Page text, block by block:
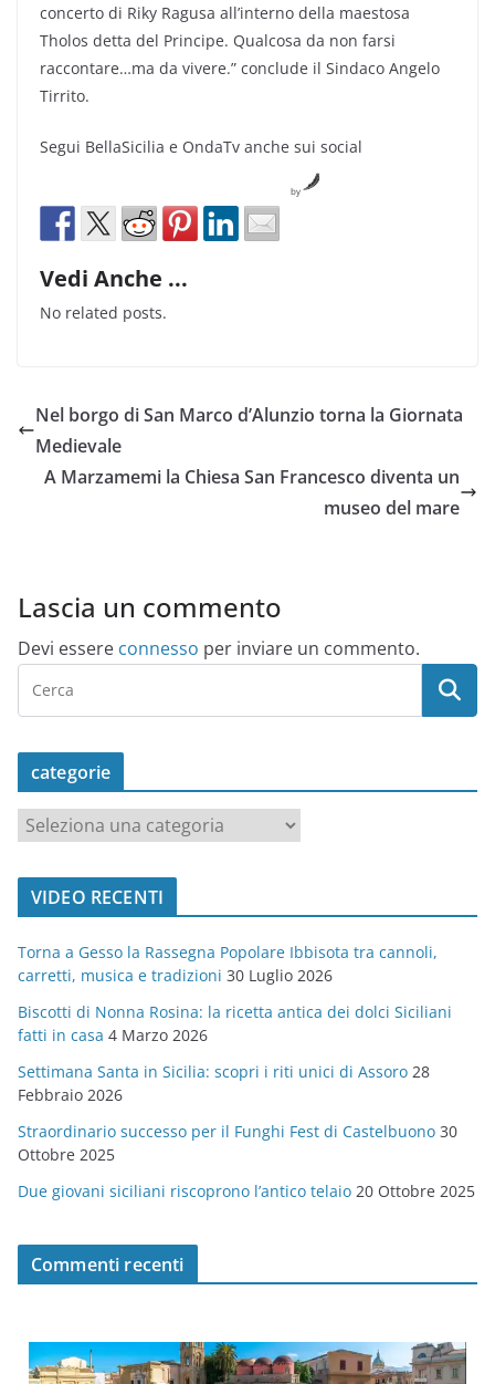
concerto di Riky Ragusa all’interno della maestosa
Tholos detta del Principe. Qualcosa da non farsi
raccontare…ma da vivere.” conclude il Sindaco Angelo
Tirrito.
Segui BellaSicilia e OndaTv anche sui social
by
Vedi Anche ...
No related posts.
Nel borgo di San Marco d’Alunzio torna la Giornata
Medievale
A Marzamemi la Chiesa San Francesco diventa un
museo del mare
Lascia un commento
Devi essere connesso per inviare un commento.
categorie
a
t
o
r
i
e
VIDEO RECENTI
Torna a Gesso la Rassegna Popolare Ibbisota tra cannoli,
carretti, musica e tradizioni 30 Luglio 2026
Biscotti di Nonna Rosina: la ricetta antica dei dolci Siciliani
fatti in casa 4 Marzo 2026
Settimana Santa in Sicilia: scopri i riti unici di Assoro 28
Febbraio 2026
Straordinario successo per il Funghi Fest di Castelbuono 30
Ottobre 2025
Due giovani siciliani riscoprono l’antico telaio 20 Ottobre 2025
Commenti recenti